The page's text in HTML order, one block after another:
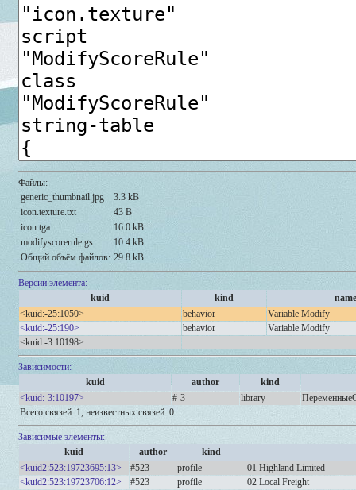
Файлы:
generic_thumbnail.jpg
3.3 kB
icon.texture.txt
43 B
icon.tga
16.0 kB
modifyscorerule.gs
10.4 kB
Общий объём файлов: 29.8 kB
Версии элемента:
kuid
kind
name
<kuid:-25:1050>
behavior
Variable Modify
<kuid:-25:190>
behavior
Variable Modify
<kuid:-3:10198>
Зависимости:
kuid
author
kind
<kuid:-3:10197>
#-3 library
Всего связей: 1, неизвестных связей: 0
Зависимые элементы:
kuid
author
kind
<kuid2:523:19723695:13>
#523 profile
01 Highland Limited
<kuid2:523:19723706:12>
#523 profile
02 Local Freight